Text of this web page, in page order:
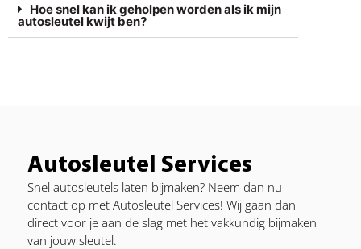
Hoe snel kan ik geholpen worden als ik mijn
autosleutel kwijt ben?
Autosleutel Services
Snel autosleutels laten bijmaken? Neem dan nu
contact op met Autosleutel Services! Wij gaan dan
direct voor je aan de slag met het vakkundig bijmaken
van jouw sleutel.